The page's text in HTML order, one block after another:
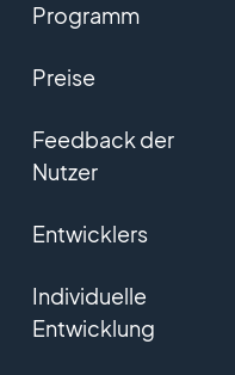
Programm
Preise
Feedback der
Nutzer
Entwicklers
Individuelle
Entwicklung